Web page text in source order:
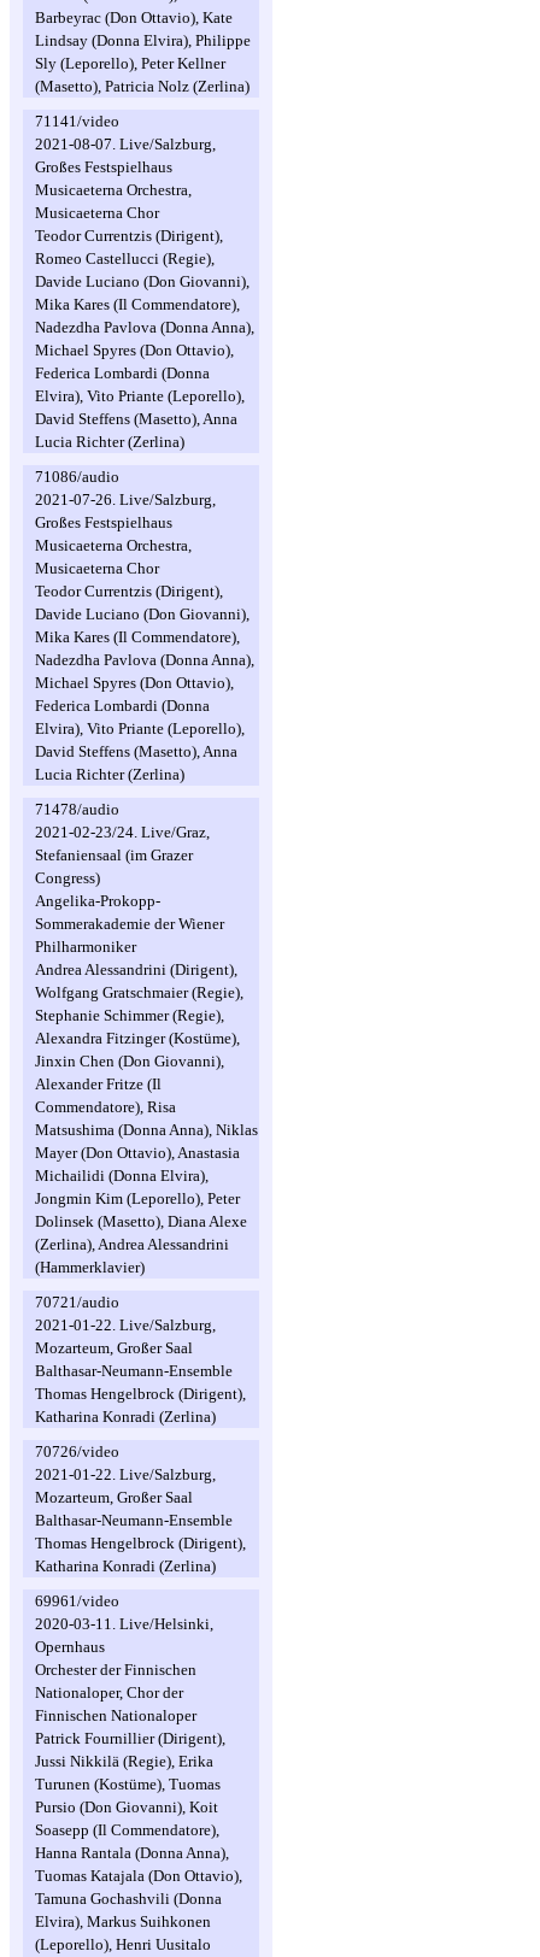
Barbeyrac (Don Ottavio), Kate
Lindsay (Donna Elvira), Philippe
Sly (Leporello), Peter Kellner
(Masetto), Patricia Nolz (Zerlina)
71141/video
2021-08-07. Live/Salzburg,
Großes Festspielhaus
Musicaeterna Orchestra,
Musicaeterna Chor
Teodor Currentzis (Dirigent),
Romeo Castellucci (Regie),
Davide Luciano (Don Giovanni),
Mika Kares (Il Commendatore),
Nadezdha Pavlova (Donna Anna),
Michael Spyres (Don Ottavio),
Federica Lombardi (Donna
Elvira), Vito Priante (Leporello),
David Steffens (Masetto), Anna
Lucia Richter (Zerlina)
71086/audio
2021-07-26. Live/Salzburg,
Großes Festspielhaus
Musicaeterna Orchestra,
Musicaeterna Chor
Teodor Currentzis (Dirigent),
Davide Luciano (Don Giovanni),
Mika Kares (Il Commendatore),
Nadezdha Pavlova (Donna Anna),
Michael Spyres (Don Ottavio),
Federica Lombardi (Donna
Elvira), Vito Priante (Leporello),
David Steffens (Masetto), Anna
Lucia Richter (Zerlina)
71478/audio
2021-02-23/24. Live/Graz,
Stefaniensaal (im Grazer
Congress)
Angelika-Prokopp-
Sommerakademie der Wiener
Philharmoniker
Andrea Alessandrini (Dirigent),
Wolfgang Gratschmaier (Regie),
Stephanie Schimmer (Regie),
Alexandra Fitzinger (Kostüme),
Jinxin Chen (Don Giovanni),
Alexander Fritze (Il
Commendatore), Risa
Matsushima (Donna Anna), Niklas
Mayer (Don Ottavio), Anastasia
Michailidi (Donna Elvira),
Jongmin Kim (Leporello), Peter
Dolinsek (Masetto), Diana Alexe
(Zerlina), Andrea Alessandrini
(Hammerklavier)
70721/audio
2021-01-22. Live/Salzburg,
Mozarteum, Großer Saal
Balthasar-Neumann-Ensemble
Thomas Hengelbrock (Dirigent),
Katharina Konradi (Zerlina)
70726/video
2021-01-22. Live/Salzburg,
Mozarteum, Großer Saal
Balthasar-Neumann-Ensemble
Thomas Hengelbrock (Dirigent),
Katharina Konradi (Zerlina)
69961/video
2020-03-11. Live/Helsinki,
Opernhaus
Orchester der Finnischen
Nationaloper, Chor der
Finnischen Nationaloper
Patrick Fournillier (Dirigent),
Jussi Nikkilä (Regie), Erika
Turunen (Kostüme), Tuomas
Pursio (Don Giovanni), Koit
Soasepp (Il Commendatore),
Hanna Rantala (Donna Anna),
Tuomas Katajala (Don Ottavio),
Tamuna Gochashvili (Donna
Elvira), Markus Suihkonen
(Leporello), Henri Uusitalo